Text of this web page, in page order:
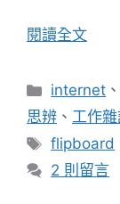
閱讀全文
分
類
internet 、
思辨 、 工作
標
籤
flipboard
2 則留言